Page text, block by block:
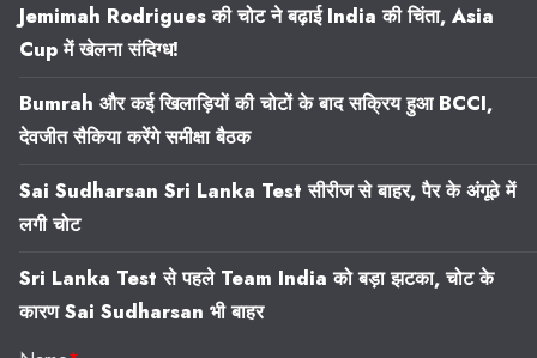
Jemimah Rodrigues की चोट ने बढ़ाई India की चिंता, Asia
Cup में खेलना संदिग्ध!
Bumrah और कई खिलाड़ियों की चोटों के बाद सक्रिय हुआ BCCI,
देवजीत सैकिया करेंगे समीक्षा बैठक
Sai Sudharsan Sri Lanka Test सीरीज से बाहर, पैर के अंगूठे में
लगी चोट
Sri Lanka Test से पहले Team India को बड़ा झटका, चोट के
कारण Sai Sudharsan भी बाहर